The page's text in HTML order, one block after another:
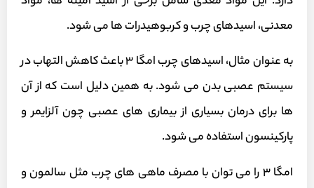
معدنی، اسیدهای چرب و کربوهیدرات ها می شود.
به عنوان مثال، اسیدهای چرب امگا ۳ باعث کاهش التهاب در
سیستم عصبی بدن می شود. به همین دلیل است که از آن
ها برای درمان بسیاری از بیماری های عصبی چون آلزایمر و
پارکینسون استفاده می شود.
امگا ۳ را می توان با مصرف ماهی های چرب مثل سالمون و